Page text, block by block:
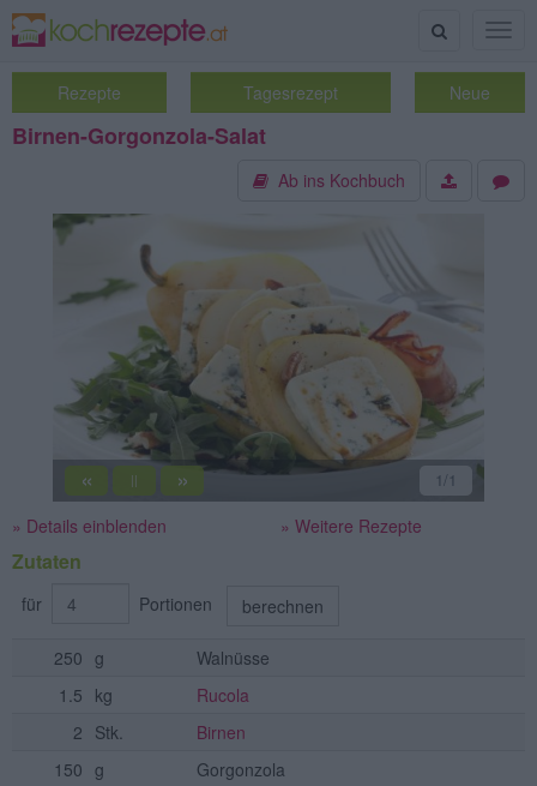
Suche
Rezepte Tagesrezept Neue
Birnen-Gorgonzola-Salat
Ab ins Kochbuch
« || » 1/1
» Details einblenden » Weitere Rezepte
Zutaten
für Portionen berechnen
250 g
Walnüsse
1.5 kg
Rucola
2 Stk.
Birnen
150 g Gorgonzola